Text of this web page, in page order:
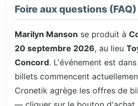
Foire aux questions (FAQ)
Marilyn Manson se produit à
20 septembre 2026, au lieu
Concord. L'événement est dans
billets commencent
Cronetik agrège les offres de